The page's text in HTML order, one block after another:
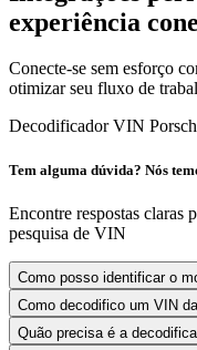
experiência
Conecte-se sem esforço
otimizar seu fluxo de
Decodificador VIN
Tem alguma dúvida? Nós
Encontre respostas claras
pesquisa de VIN
Como posso identificar o
Como decodifico um VIN
Quão precisa é a